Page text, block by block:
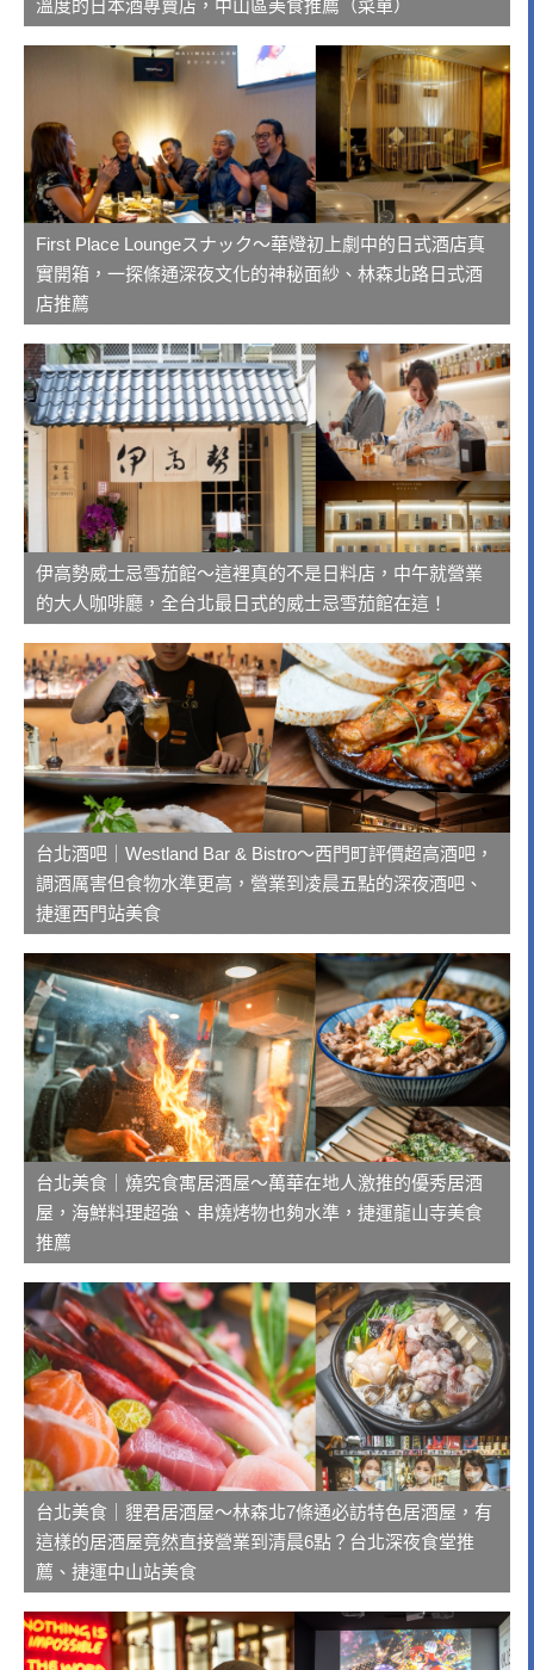
溫度的日本酒專賣店，中山區美食推薦（菜單）
First Place Loungeスナック～華燈初上劇中的日式酒店真
實開箱，一探條通深夜文化的神秘面紗、林森北路日式酒
店推薦
伊高勢威士忌雪茄館～這裡真的不是日料店，中午就營業
的大人咖啡廳，全台北最日式的威士忌雪茄館在這！
台北酒吧｜Westland Bar & Bistro～西門町評價超高酒吧，
調酒厲害但食物水準更高，營業到凌晨五點的深夜酒吧、
捷運西門站美食
台北美食｜燒究食寓居酒屋～萬華在地人激推的優秀居酒
屋，海鮮料理超強、串燒烤物也夠水準，捷運龍山寺美食
推薦
台北美食｜貍君居酒屋～林森北7條通必訪特色居酒屋，有
這樣的居酒屋竟然直接營業到清晨6點？台北深夜食堂推
薦、捷運中山站美食